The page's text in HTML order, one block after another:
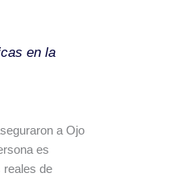
en la
a Ojo
es
reales de